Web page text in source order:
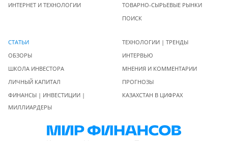
ИНТЕРНЕТ И ТЕХНОЛОГИИ
ТОВАРНО-СЫРЬЕВЫЕ РЫНКИ
ПОИСК
СТАТЬИ
ОБЗОРЫ
ШКОЛА ИНВЕСТОРА
ЛИЧНЫЙ КАПИТАЛ
ФИНАНСЫ | ИНВЕСТИЦИИ |
МИЛЛИАРДЕРЫ
ТЕХНОЛОГИИ | ТРЕНДЫ
ИНТЕРВЬЮ
МНЕНИЯ И КОММЕНТАРИИ
ПРОГНОЗЫ
КАЗАХСТАН В ЦИФРАХ